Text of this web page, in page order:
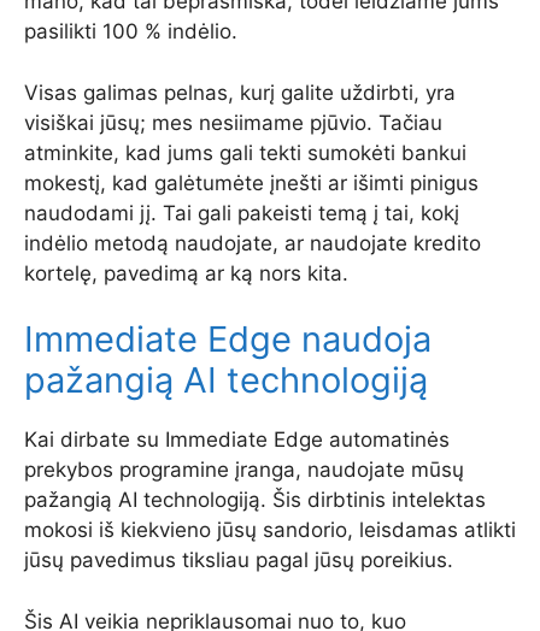
pasilikti 100 % indėlio.
Visas galimas pelnas, kurį galite uždirbti, yra
visiškai jūsų; mes nesiimame pjūvio. Tačiau
atminkite, kad jums gali tekti sumokėti bankui
mokestį, kad galėtumėte įnešti ar išimti pinigus
naudodami jį. Tai gali pakeisti temą į tai, kokį
indėlio metodą naudojate, ar naudojate kredito
kortelę, pavedimą ar ką nors kita.
Immediate Edge naudoja
pažangią AI technologiją
Kai dirbate su Immediate Edge automatinės
prekybos programine įranga, naudojate mūsų
pažangią AI technologiją. Šis dirbtinis intelektas
mokosi iš kiekvieno jūsų sandorio, leisdamas atlikti
jūsų pavedimus tiksliau pagal jūsų poreikius.
Šis AI veikia nepriklausomai nuo to, kuo